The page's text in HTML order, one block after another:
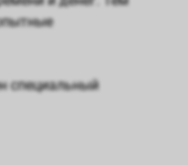
специальный